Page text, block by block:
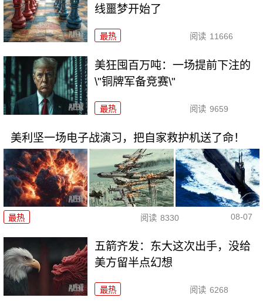
线噩梦开始了
最热 阅读 11666
美狂囤百万吨：一场提前下注的
\"铜牌军备竞赛\"
最热 阅读 9659
美利坚一场电子战演习，把自家救护机送了命！
最热 阅读 8330 08-07
五箭齐发：东大这次出手，没给
美方留半点幻想
最热 阅读 6268